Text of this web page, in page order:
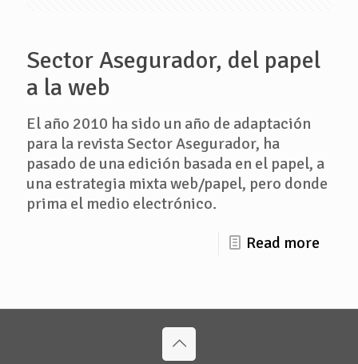
Sector Asegurador, del papel
a la web
El año 2010 ha sido un año de adaptación
para la revista Sector Asegurador, ha
pasado de una edición basada en el papel, a
una estrategia mixta web/papel, pero donde
prima el medio electrónico.
Read more